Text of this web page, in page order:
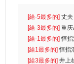
[給-5最多的] 丈
先
[給-3最多的] 重
[給-1最多的]恒
無
[給1最多的]恒指
[給3最多的] 井上